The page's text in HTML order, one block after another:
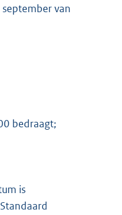
van
bedraagt;
is